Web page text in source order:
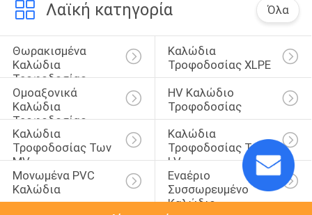
Λαϊκή κατηγορία Όλα
Θωρακισμένα
Καλώδια
Τροφοδοσίας
Καλώδια
Τροφοδοσίας XLPE
Ομοαξονικά
Καλώδια
Τροφοδοσίας
HV Καλώδιο
Τροφοδοσίας
Καλώδια
Τροφοδοσίας Των
MV
Καλώδια
Τροφοδοσίας Της
LV
Μονωμένα PVC
Καλώδια
Εναέριο
Συσσωρευμένο
Καλώδιο